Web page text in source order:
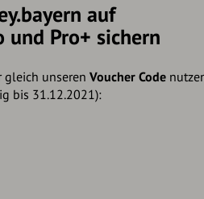
auf
und Pro+ sichern
gleich unseren Voucher Code
bis 31.12.2021):